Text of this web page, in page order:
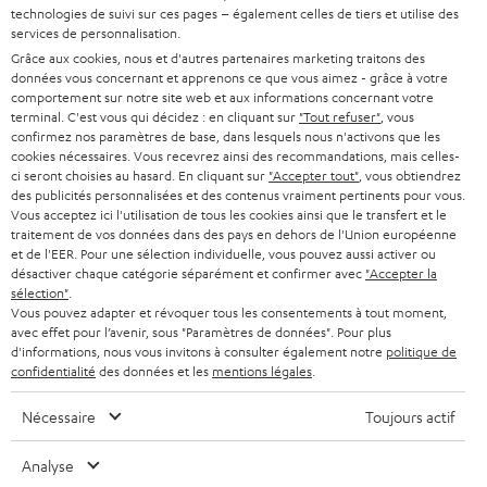
a
n
e
w
s
l
e
t
t
e
r
BARRES DE SON
STEREO
SMART HOME
BLUETOOTH
CASQUES AUDIO
CASQUES BLUETOOTH AUDIO
SYSTEMES COMPLETS
ENCEINTES
ULTIMA
ÉCOUTEURS INTRA-AURICULAIRES
CARRIÈRE
PRESSE
B2B
NEWSLETTER
MAGASINS
AVANTAGES D’ACHAT
L’HISTOIRE DE TEUFEL
ALLEMAGNE
AUTRICHE
SUISSE
PAYS-BAS
BELGIQUE
FRANCE
POLOGNE
technologies de suivi sur ces pages – également celles de tiers et utilise des
services de personnalisation.
Grâce aux cookies, nous et d'autres partenaires marketing traitons des
données vous concernant et apprenons ce que vous aimez - grâce à votre
comportement sur notre site web et aux informations concernant votre
terminal. C'est vous qui décidez : en cliquant sur "Tout refuser" , vous
confirmez nos paramètres de base, dans lesquels nous n'activons que les
cookies nécessaires. Vous recevrez ainsi des recommandations, mais celles-
ci seront choisies au hasard. En cliquant sur "Accepter tout" , vous obtiendrez
des publicités personnalisées et des contenus vraiment pertinents pour vous.
Vous acceptez ici l'utilisation de tous les cookies ainsi que le transfert et le
traitement de vos données dans des pays en dehors de l'Union européenne
et de l'EER. Pour une sélection individuelle, vous pouvez aussi activer ou
désactiver chaque catégorie séparément et confirmer avec "Accepter la
sélection"
Vous pouvez adapter et révoquer tous les consentements à tout moment,
avec effet pour l’avenir, sous "Paramètres de données". Pour plus
d'informations, nous vous invitons à consulter également notre politique de
confidentialité des données et les mentions légales
Nécessaire Toujours actif
Analyse